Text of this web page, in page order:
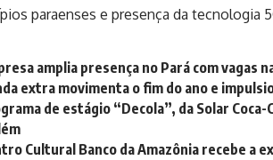
paraenses e presença da tecnologia
amplia presença no Pará com vagas
extra movimenta o fim do ano e
de estágio “Decola”, da Solar
Cultural Banco da Amazônia recebe a